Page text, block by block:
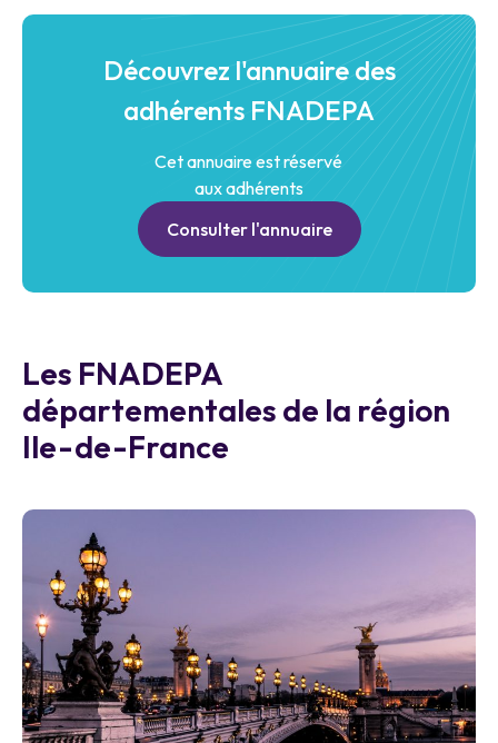
Découvrez l'annuaire des
adhérents FNADEPA
Cet annuaire est réservé
aux adhérents
Consulter l'annuaire
Les FNADEPA
départementales de la région
Ile-de-France